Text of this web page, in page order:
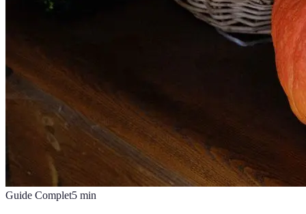
Guide Complet5 min